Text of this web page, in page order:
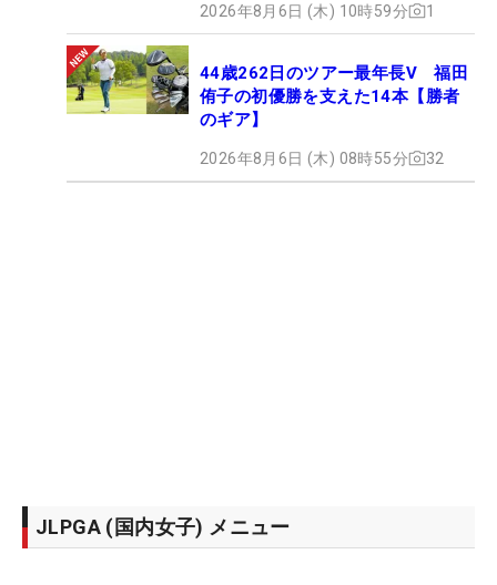
2026年8月6日 (木) 10時59分 1
44歳262日のツアー最年長V 福田
侑子の初優勝を支えた14本【勝者
のギア】
2026年8月6日 (木) 08時55分 32
JLPGA (国内女子) メニュー